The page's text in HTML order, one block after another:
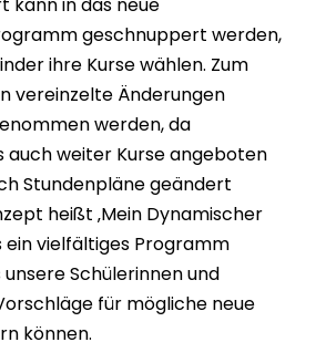
kann in das neue
geschnuppert werden,
ihre Kurse wählen. Zum
vereinzelte Änderungen
werden, da
auch weiter Kurse angeboten
Stundenpläne geändert
heißt ‚Mein Dynamischer
ein vielfältiges Programm
Schülerinnen und
für mögliche neue
können.